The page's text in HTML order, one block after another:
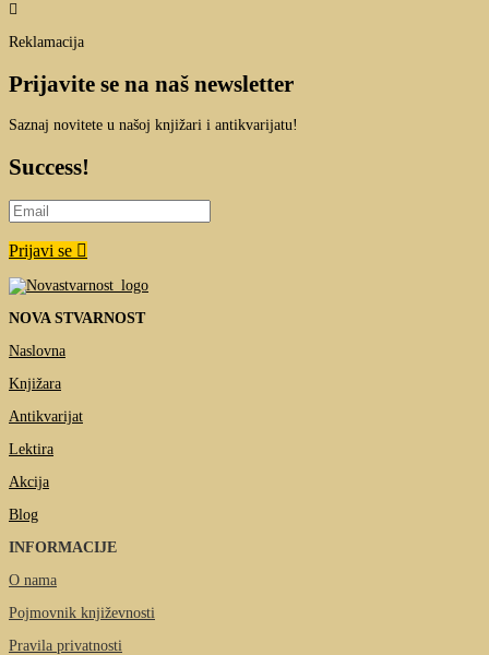

Reklamacija
Prijavite se na naš newsletter
Saznaj novitete u našoj knjižari i antikvarijatu!
Success!
Prijavi se
NOVA STVARNOST
Naslovna
Knjižara
Antikvarijat
Lektira
Akcija
Blog
INFORMACIJE
O nama
Pojmovnik književnosti
Pravila privatnosti